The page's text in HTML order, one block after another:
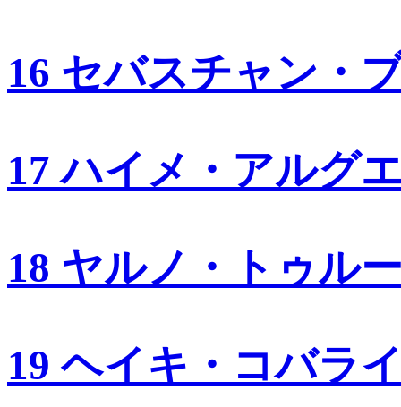
16 セバスチャン・
17 ハイメ・アルグ
18 ヤルノ・トゥル
19 ヘイキ・コバラ